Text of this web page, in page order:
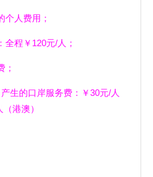
个人费用；
全程￥120元/人；
；
生的口岸服务费：￥30元/人
港澳）